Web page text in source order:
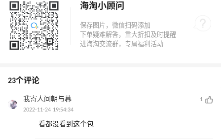
海淘小顾问
23个评论
我寄人间朝与暮
1
2022-11-24 19:54:34
看都没看到这个包